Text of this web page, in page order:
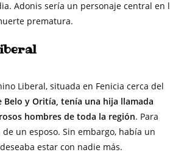
Adonis sería un personaje central en
prematura.
Liberal, situada en Fenicia cerca del
Belo y Oritía, tenía una hija llamada
hombres de toda la región. Para
un esposo. Sin embargo, había un
estar con nadie más.